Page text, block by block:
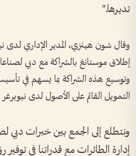
تديرها."
وقال شون هينزي، المدير الإداري
إطلاق موستانغ بالشراكة مع دبي
وتوسيع هذه الشراكة بما يسهم في
التمويل القائم على الأصول لدى
ونتطلع إلى الجمع بين خبرات دبي
إدارة الطائرات مع قدراتنا في